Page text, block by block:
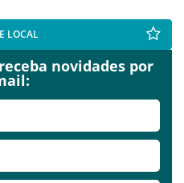
LOCAL
novidades por